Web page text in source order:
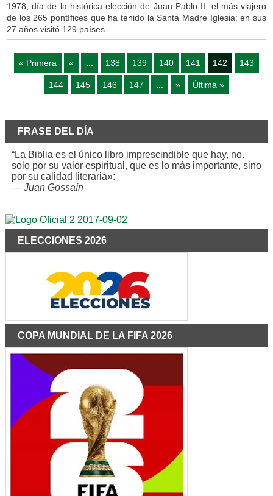
1978, día de la histórica elección de Juan Pablo II, el más viajero
de los 265 pontífices que ha tenido la Santa Madre Iglesia: en sus
27 años visitó 129 países.
« Primera « 138 139 140 141 142 143
144 145 146 147 » Última »
FRASE DEL DÍA
“La Biblia es el único libro imprescindible que hay, no.
solo por su valor espiritual, que es lo más importante, sino
por su calidad literaria»:
— Juan Gossaín
ELECCIONES 2026
COPA MUNDIAL DE LA FIFA 2026